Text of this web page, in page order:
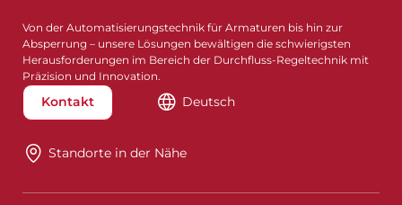
Von der Automatisierungstechnik für Armaturen bis hin zur
Absperrung – unsere Lösungen bewältigen die schwierigsten
Herausforderungen im Bereich der Durchfluss-Regeltechnik mit
Präzision und Innovation.
Kontakt Deutsch
Standorte in der Nähe​​​​​​​